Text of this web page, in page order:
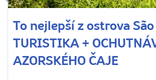
To nejlepší z ostrova
TURISTIKA +
AZORSKÉHO ČAJE